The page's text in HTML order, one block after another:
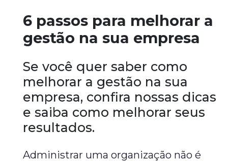
6 passos para melhorar a
gestão na sua empresa
Se você quer saber como
melhorar a gestão na sua
empresa, confira nossas dicas
e saiba como melhorar seus
resultados.
Administrar uma organização não é